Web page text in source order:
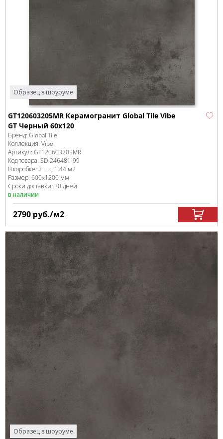
Образец в шоуруме
GT120603205MR Керамогранит Global Tile Vibe
GT Черный 60x120
Бренд: Global Tile
Коллекция: Vibe
Артикул: GT120603205MR
Код товара: SD-246481-99
В коробке: 2 шт, 1.44 м2
Размер: 600x1200 мм
Сроки доставки: 30 дней
в наличии
2790 руб./м2
Образец в шоуруме